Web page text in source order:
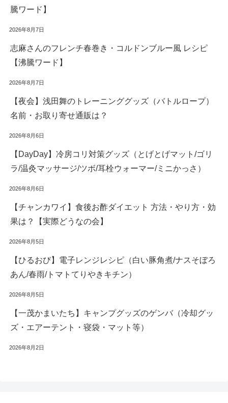
騰ワード】
2026年8月7日
志麻さんのフレンチ春巻き・コルドンブルー風 レシピ
【沸騰ワード】
2026年8月7日
【夜会】浅田舞のトレーニンググッズ（バトルロープ）
名前・お取り寄せ通販は？
2026年8月6日
【DayDay】冷房コリ対策グッズ（とげとげマット/ゴリ
ラ/温灸マッサージ/ツボ/耳栓ウォーマー/ミニかっさ）
2026年8月6日
【チャンカワイ】食後お酢ダイエット 方法・やり方・効
果は？【実際どうなの会】
2026年8月5日
【ひるおび】電子レンジレシピ（白い豚角煮/ナスそぼろ
あん/春雨/トマトてりやきキチン）
2026年8月5日
【一茂かまいたち】キャンプグッズのゲンバ（冷却グッ
ズ・エアーテント・寝袋・マット等）
2026年8月2日